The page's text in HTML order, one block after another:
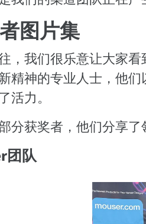
图片集
，我们很乐意让大家
精神的专业人士，他
活力。
分获奖者，他们分享了
团队